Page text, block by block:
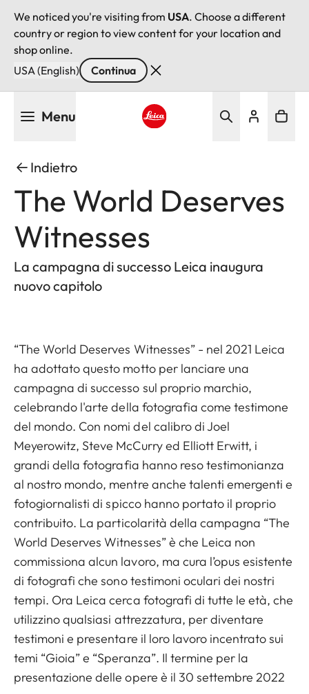
We noticed you're visiting from USA. Choose a different
country or region to view content for your location and
shop online.
USA (English)
Continua
Menu
Indietro
The World Deserves
Witnesses
La campagna di successo Leica inaugura
nuovo capitolo
“The World Deserves Witnesses” - nel 2021 Leica
ha adottato questo motto per lanciare una
campagna di successo sul proprio marchio,
celebrando l'arte della fotografia come testimone
del mondo. Con nomi del calibro di Joel
Meyerowitz, Steve McCurry ed Elliott Erwitt, i
grandi della fotografia hanno reso testimonianza
al nostro mondo, mentre anche talenti emergenti e
fotogiornalisti di spicco hanno portato il proprio
contribuito. La particolarità della campagna “The
World Deserves Witnesses” è che Leica non
commissiona alcun lavoro, ma cura l’opus esistente
di fotografi che sono testimoni oculari dei nostri
tempi. Ora Leica cerca fotografi di tutte le età, che
utilizzino qualsiasi attrezzatura, per diventare
testimoni e presentare il loro lavoro incentrato sui
temi “Gioia” e “Speranza”. Il termine per la
presentazione delle opere è il 30 settembre 2022